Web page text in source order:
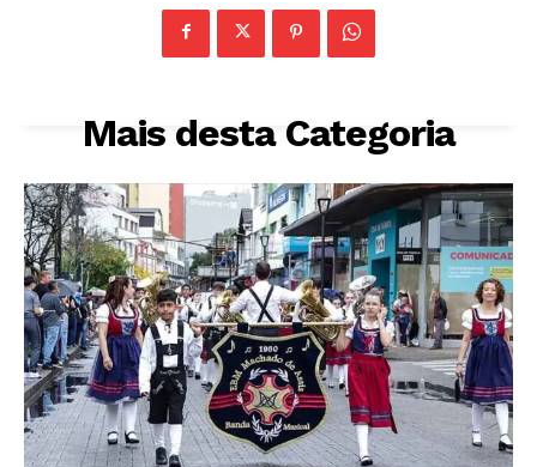
Mais desta Categoria